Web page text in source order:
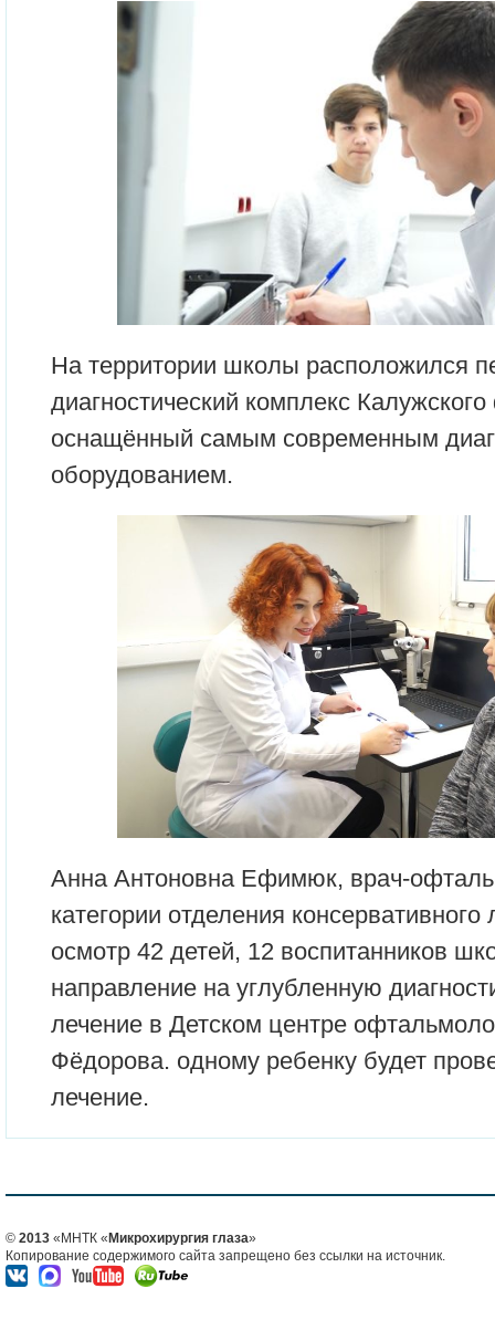
На территории школы расположился
диагностический комплекс
оснащённый самым современным
оборудованием.
Анна Антоновна Ефимюк, врач-
категории отделения
осмотр 42 детей, 12 воспитанников
направление на углубленную
лечение в Детском центре
Фёдорова. одному ребенку будет
лечение.
© 2013 «МНТК « Микрохирургия глаза»
Копирование содержимого сайта запрещено без ссылки на источник.